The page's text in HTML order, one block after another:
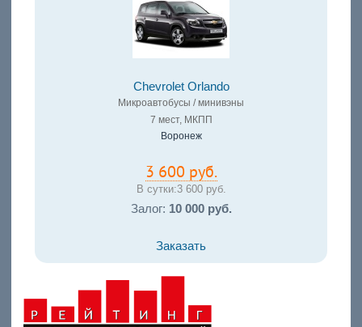
Chevrolet Orlando
Микроавтобусы / минивэны
7 мест, МКПП
Воронеж
3 600 руб.
В сутки:3 600 руб.
Залог: 10 000 руб.
Заказать